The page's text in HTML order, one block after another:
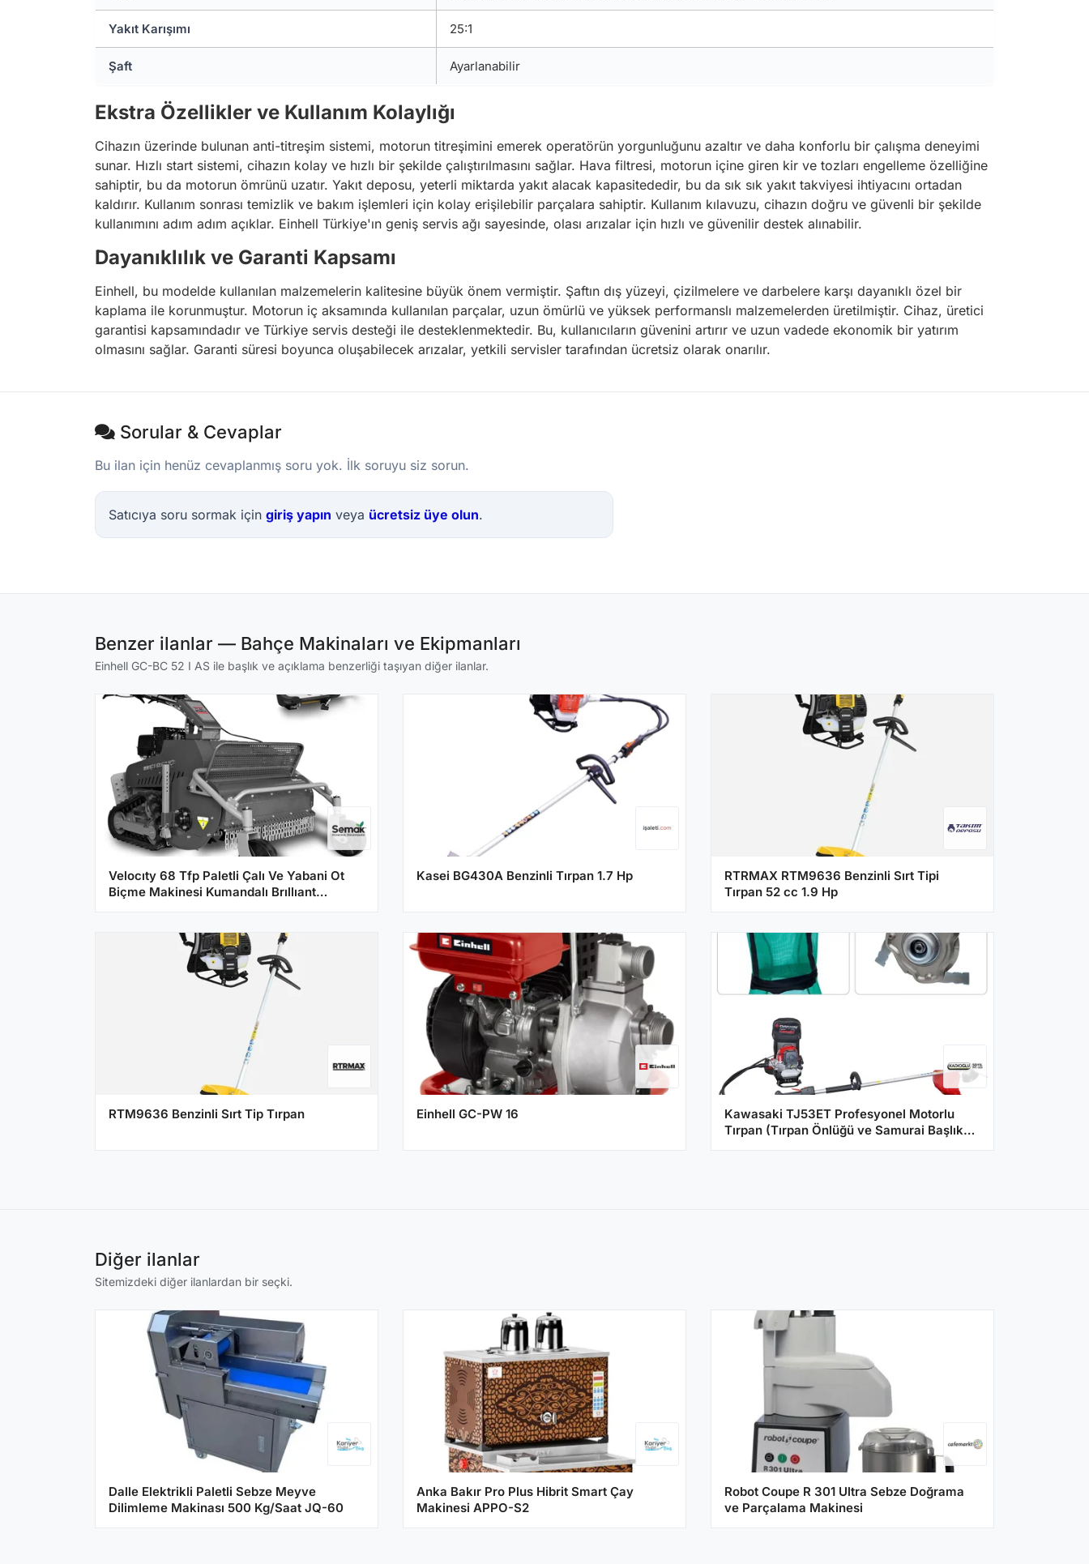
Yakıt Karışımı 25:1
Şaft Ayarlanabilir
Ekstra Özellikler ve Kullanım Kolaylığı
Cihazın üzerinde bulunan anti-titreşim sistemi, motorun titreşimini emerek operatörün yorgunluğunu azaltır ve daha konforlu bir çalışma deneyimi
sunar. Hızlı start sistemi, cihazın kolay ve hızlı bir şekilde çalıştırılmasını sağlar. Hava filtresi, motorun içine giren kir ve tozları engelleme özelliğine
sahiptir, bu da motorun ömrünü uzatır. Yakıt deposu, yeterli miktarda yakıt alacak kapasitededir, bu da sık sık yakıt takviyesi ihtiyacını ortadan
kaldırır. Kullanım sonrası temizlik ve bakım işlemleri için kolay erişilebilir parçalara sahiptir. Kullanım kılavuzu, cihazın doğru ve güvenli bir şekilde
kullanımını adım adım açıklar. Einhell Türkiye'ın geniş servis ağı sayesinde, olası arızalar için hızlı ve güvenilir destek alınabilir.
Dayanıklılık ve Garanti Kapsamı
Einhell, bu modelde kullanılan malzemelerin kalitesine büyük önem vermiştir. Şaftın dış yüzeyi, çizilmelere ve darbelere karşı dayanıklı özel bir
kaplama ile korunmuştur. Motorun iç aksamında kullanılan parçalar, uzun ömürlü ve yüksek performanslı malzemelerden üretilmiştir. Cihaz, üretici
garantisi kapsamındadır ve Türkiye servis desteği ile desteklenmektedir. Bu, kullanıcıların güvenini artırır ve uzun vadede ekonomik bir yatırım
olmasını sağlar. Garanti süresi boyunca oluşabilecek arızalar, yetkili servisler tarafından ücretsiz olarak onarılır.
Sorular & Cevaplar
Bu ilan için henüz cevaplanmış soru yok. İlk soruyu siz sorun.
Satıcıya soru sormak için giriş yapın veya ücretsiz üye olun.
Benzer ilanlar — Bahçe Makinaları ve Ekipmanları
Einhell GC-BC 52 I AS ile başlık ve açıklama benzerliği taşıyan diğer ilanlar.
Velocıty 68 Tfp Paletli Çalı Ve Yabani Ot
Biçme Makinesi Kumandalı Brıllıant
Kasei BG430A Benzinli Tırpan 1.7 Hp
RTRMAX RTM9636 Benzinli Sırt Tipi
Tırpan 52 cc 1.9 Hp
RTM9636 Benzinli Sırt Tip Tırpan Einhell GC-PW 16
Kawasaki TJ53ET Profesyonel Motorlu
Tırpan (Tırpan Önlüğü ve Samurai Başlık
Diğer ilanlar
Sitemizdeki diğer ilanlardan bir seçki.
Dalle Elektrikli Paletli Sebze Meyve
Dilimleme Makinası 500 Kg/Saat JQ-60
Anka Bakır Pro Plus Hibrit Smart Çay
Makinesi APPO-S2
Robot Coupe R 301 Ultra Sebze Doğrama
ve Parçalama Makinesi